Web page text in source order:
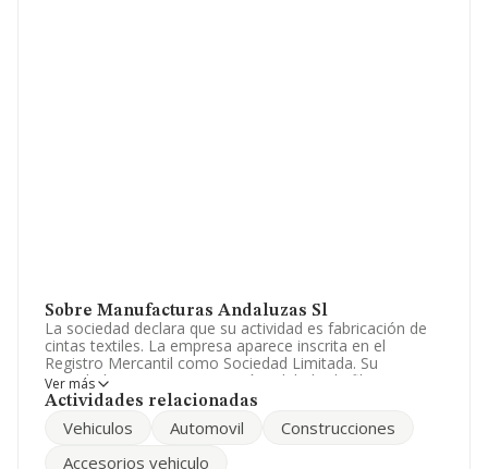
Sobre Manufacturas Andaluzas Sl
La sociedad declara que su actividad es fabricación de
cintas textiles. La empresa aparece inscrita en el
Registro Mercantil como Sociedad Limitada. Su
actividad CNAE es 'Preparación e hilado de fibras
textiles' con código 1310. La compañía es importadora
Ver más
Actividades relacionadas
Vehiculos Automovil
Construcciones
Accesorios vehiculo